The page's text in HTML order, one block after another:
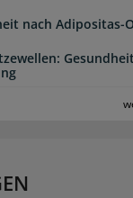
nach Adipositas-